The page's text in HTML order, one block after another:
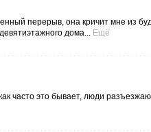
перерыв, она кричит мне из
дома... Ещё
часто это бывает, люди